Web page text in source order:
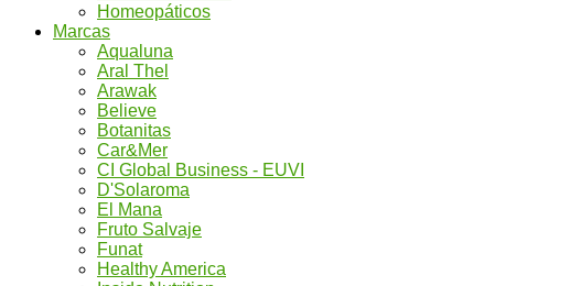
Homeopáticos
Marcas
Aqualuna
Aral Thel
Arawak
Believe
Botanitas
Car&Mer
CI Global Business - EUVI
D'Solaroma
El Mana
Fruto Salvaje
Funat
Healthy America